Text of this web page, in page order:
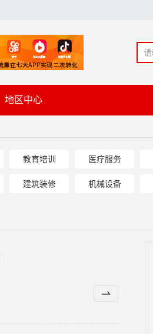
地区中心
教育培训 医疗服务
建筑装修 机械设备